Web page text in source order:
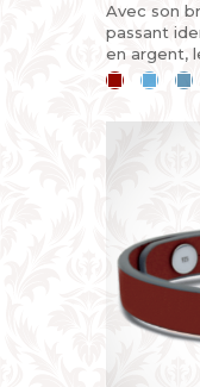
Avec son
passant
en argent,
CeriseBleu